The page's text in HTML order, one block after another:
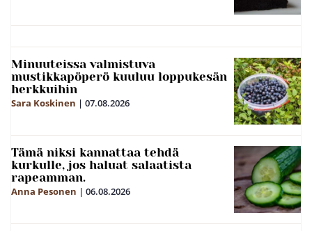
Minuuteissa valmistuva
mustikkapöperö kuuluu loppukesän
herkkuihin
Sara Koskinen | 07.08.2026
Tämä niksi kannattaa tehdä
kurkulle, jos haluat salaatista
rapeamman.
Anna Pesonen | 06.08.2026